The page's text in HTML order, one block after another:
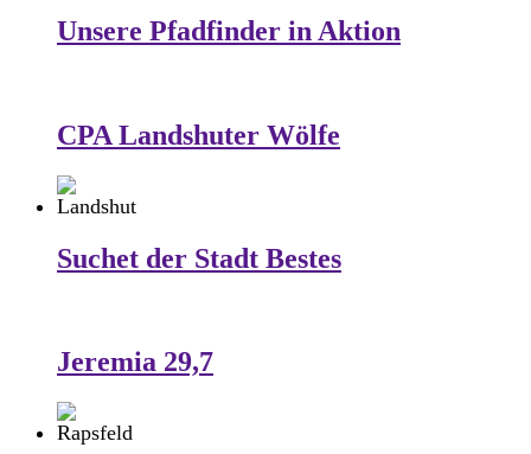
Unsere Pfadfinder in Aktion
CPA Landshuter Wölfe
Suchet der Stadt Bestes
Jeremia 29,7